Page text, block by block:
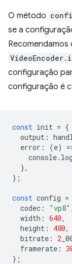
O método
se a
configuração
configuração é
const init = {
output :
error : (e) =
console. log
},
};
const config =
codec : "vp8" ,
width : 640,
height : 480,
bitrate : 2
framerate :
};